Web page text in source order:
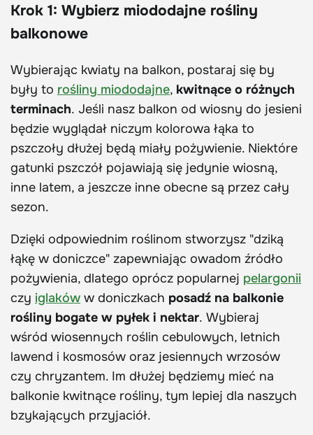
Krok 1: Wybierz miododajne rośliny
balkonowe
Wybierając kwiaty na balkon, postaraj się by
były to rośliny miododajne, kwitnące o różnych
terminach. Jeśli nasz balkon od wiosny do jesieni
będzie wyglądał niczym kolorowa łąka to
pszczoły dłużej będą miały pożywienie. Niektóre
gatunki pszczół pojawiają się jedynie wiosną,
inne latem, a jeszcze inne obecne są przez cały
sezon.
Dzięki odpowiednim roślinom stworzysz "dziką
łąkę w doniczce" zapewniając owadom źródło
pożywienia, dlatego oprócz popularnej pelargonii
czy iglaków w doniczkach posadź na balkonie
rośliny bogate w pyłek i nektar. Wybieraj
wśród wiosennych roślin cebulowych, letnich
lawend i kosmosów oraz jesiennych wrzosów
czy chryzantem. Im dłużej będziemy mieć na
balkonie kwitnące rośliny, tym lepiej dla naszych
bzykających przyjaciół.